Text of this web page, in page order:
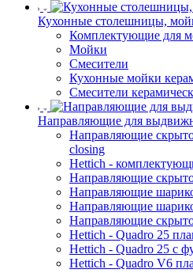
Кухонные столешницы,
Комплектующие для
Мойки
Смесители
Кухонные мойки
Смесители
Направляющие для
Направляющие
closing
Hettich -
Направляющие
Направляющие
Направляющие
Направляющие
Hettich - Quadro 25
Hettich - Quadro 25 с
Hettich - Quadro V6